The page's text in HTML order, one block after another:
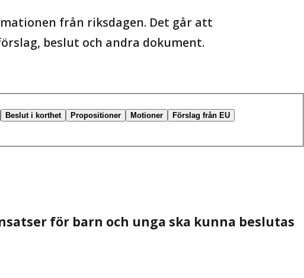
från riksdagen. Det går att
beslut och andra dokument.
Beslut i korthet Propositioner Motioner
Förslag från EU
för barn och unga ska kunna beslutas